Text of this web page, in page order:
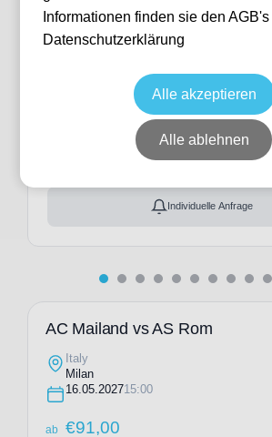
Shortside Upper
15:00
10 verfügbar
Italien
Giuseppe-Meazza-
Ticket(s) + Hotel
Individuelle Anfrage
AC Mailand vs AS Rom
Italy
Milan
16.05.202715:00
ab €91,00
Informationen finden sie den
Datenschutzerklärung
Alle akzeptieren
Alle ablehnen